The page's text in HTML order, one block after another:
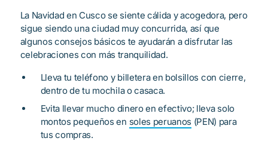
La Navidad en Cusco se siente cálida y acogedora, pero
sigue siendo una ciudad muy concurrida, así que
algunos consejos básicos te ayudarán a disfrutar las
celebraciones con más tranquilidad.
Lleva tu teléfono y billetera en bolsillos con cierre,
dentro de tu mochila o casaca.
Evita llevar mucho dinero en efectivo; lleva solo
montos pequeños en soles peruanos (PEN) para
tus compras.